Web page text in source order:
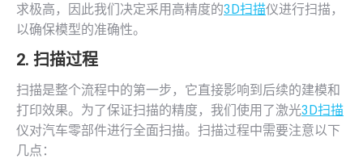
求极高，因此我们决定采用高精度的3D扫描仪进行扫描，
以确保模型的准确性。
2. 扫描过程
扫描是整个流程中的第一步，它直接影响到后续的建模和
打印效果。为了保证扫描的精度，我们使用了激光3D扫描
仪对汽车零部件进行全面扫描。扫描过程中需要注意以下
几点：